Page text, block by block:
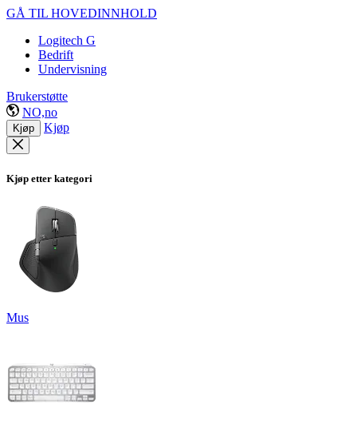
GÅ TIL HOVEDINNHOLD
Logitech G
Bedrift
Undervisning
Brukerstøtte
NO,no
Kjøp Kjøp
Kjøp etter kategori
Mus